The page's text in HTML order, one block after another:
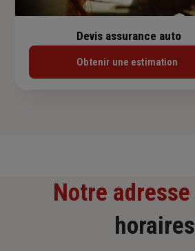
Devis assurance auto
Obtenir une estimation
Notre adresse
horaires